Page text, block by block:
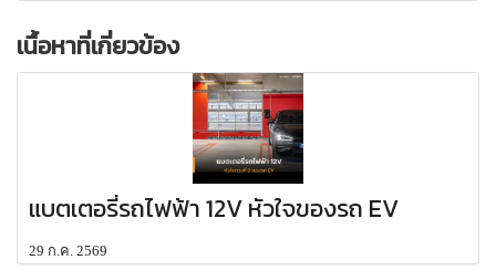
เนื้อหาที่เกี่ยวข้อง
แบตเตอรี่รถไฟฟ้า 12V หัวใจของรถ EV
29 ก.ค. 2569